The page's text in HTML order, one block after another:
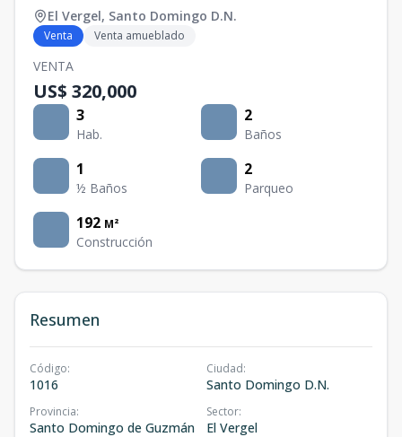
El Vergel, Santo Domingo D.N.
Venta Venta amueblado
VENTA
US$ 320,000
3
Hab.
2
Baños
1
½ Baños
2
Parqueo
192 M²
Construcción
Resumen
Código:
1016
Ciudad:
Santo Domingo D.N.
Provincia:
Santo Domingo de Guzmán
Sector:
El Vergel